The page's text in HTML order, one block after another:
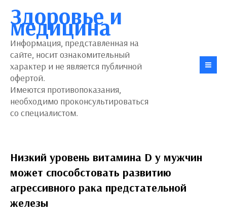
Здоровье и
медицина
Информация, представленная на
сайте, носит ознакомительный
характер и не является публичной
офертой.
Имеются противопоказания,
необходимо проконсультироваться
со специалистом.
Низкий уровень витамина D у мужчин
может способстовать развитию
агрессивного рака предстательной
железы